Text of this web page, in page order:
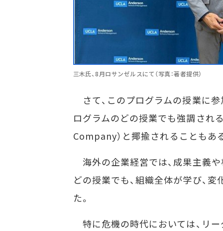
三木氏、8月ロサンゼルスにて（写真：著者提供）
さて、このプログラムの授業に
ログラムのどの授業でも強調され
Company）と揶揄されることもあ
海外の企業経営では、成果主義
どの授業でも、組織全体が学び、
た。
特に危機の時代においては、リー